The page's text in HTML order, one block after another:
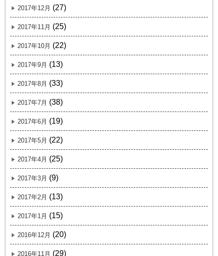
2017年12月 (27)
2017年11月 (25)
2017年10月 (22)
2017年9月 (13)
2017年8月 (33)
2017年7月 (38)
2017年6月 (19)
2017年5月 (22)
2017年4月 (25)
2017年3月 (9)
2017年2月 (13)
2017年1月 (15)
2016年12月 (20)
2016年11月 (29)